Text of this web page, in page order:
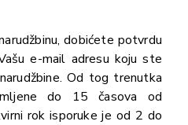
dobićete potvrdu
e-mail adresu koju ste
Od tog trenutka
do 15 časova od
rok isporuke je od 2 do